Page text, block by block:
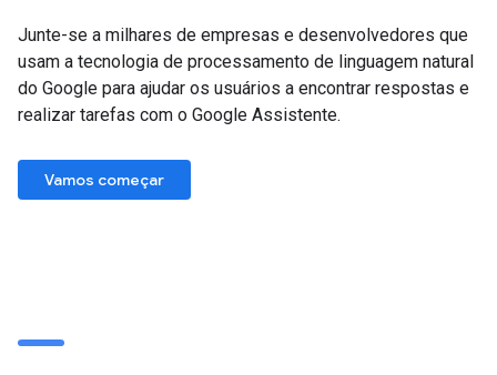
Junte-se a milhares de empresas e desenvolvedores que
usam a tecnologia de processamento de linguagem natural
do Google para ajudar os usuários a encontrar respostas e
realizar tarefas com o Google Assistente.
Vamos começar